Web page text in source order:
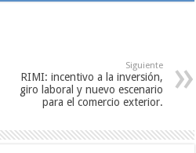
Siguiente
RIMI: incentivo a la inversión,
giro laboral y nuevo escenario
para el comercio exterior.